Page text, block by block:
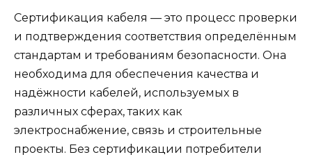
Сертификация кабеля — это процесс проверки
и подтверждения соответствия определённым
стандартам и требованиям безопасности. Она
необходима для обеспечения качества и
надёжности кабелей, используемых в
различных сферах, таких как
электроснабжение, связь и строительные
проекты. Без сертификации потребители